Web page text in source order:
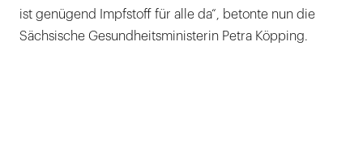
ist genügend Impfstoff für alle da“, betonte nun die
Sächsische Gesundheitsministerin Petra Köpping.